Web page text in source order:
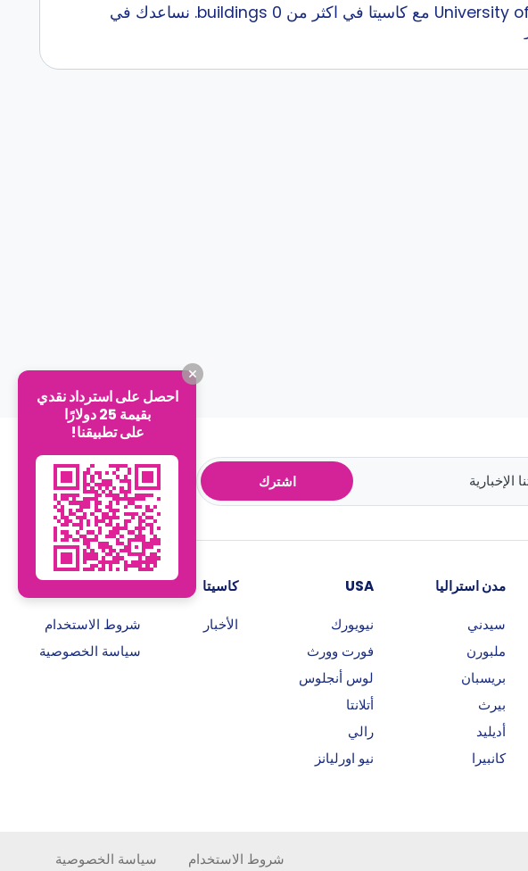
إبحث عن أفضل سكن طلاب قرب University of Southern California مع كاسيتا في اكثر من 0 buildings. نساعدك في
اشترك
مدن استراليا
سيدني
ملبورن
بريسبان
بيرث
أديليد
كانبيرا
USA
نيويورك
فورت وورث
لوس أنجلوس
أتلانتا
رالي
نيو اورليانز
كاسيتا
الأخبار
روابط هامة
شروط الاستخدام
سياسة الخصوصية
شروط الاستخدام سياسة الخصوصية
احصل على استرداد نقدي
بقيمة 25 دولارًا
على تطبيقنا!